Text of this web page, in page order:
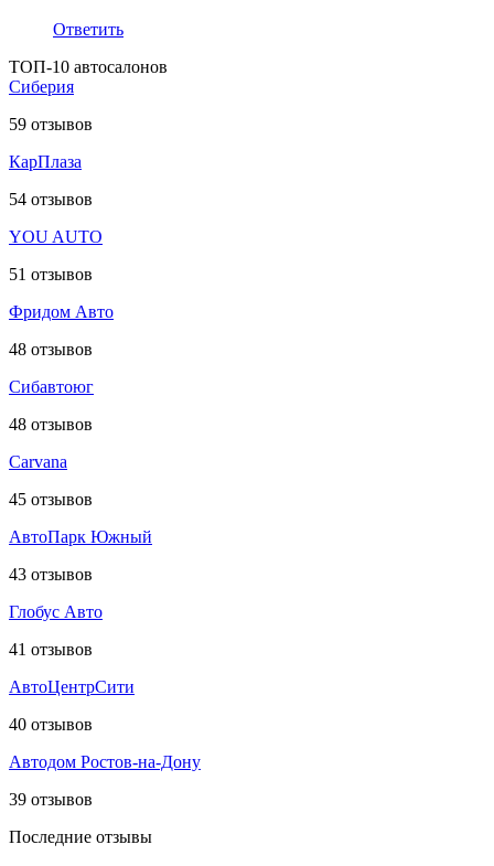
Ответить
ТОП-10 автосалонов
Сиберия
59 отзывов
КарПлаза
54 отзывов
YOU AUTO
51 отзывов
Фридом Авто
48 отзывов
Сибавтоюг
48 отзывов
Carvana
45 отзывов
АвтоПарк Южный
43 отзывов
Глобус Авто
41 отзывов
АвтоЦентрСити
40 отзывов
Автодом Ростов-на-Дону
39 отзывов
Последние отзывы